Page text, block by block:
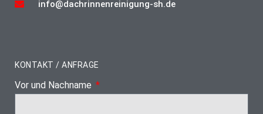
info@dachrinnenreinigung-sh.de
KONTAKT / ANFRAGE
Vor und Nachname